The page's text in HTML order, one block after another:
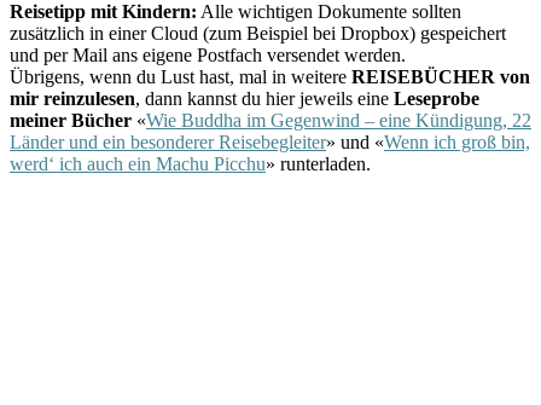
Reisetipp mit Kindern: Alle wichtigen Dokumente sollten
zusätzlich in einer Cloud (zum Beispiel bei Dropbox) gespeichert
und per Mail ans eigene Postfach versendet werden.
Übrigens, wenn du Lust hast, mal in weitere REISEBÜCHER von
mir reinzulesen, dann kannst du hier jeweils eine Leseprobe
meiner Bücher «Wie Buddha im Gegenwind – eine Kündigung, 22
Länder und ein besonderer Reisebegleiter» und «Wenn ich groß bin,
werd‘ ich auch ein Machu Picchu» runterladen.